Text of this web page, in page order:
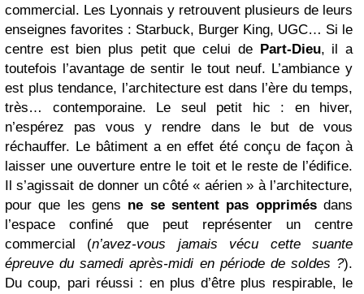
commercial. Les Lyonnais y retrouvent plusieurs de leurs
enseignes favorites : Starbuck, Burger King, UGC… Si le
centre est bien plus petit que celui de
Part-Dieu, il a
toutefois l’avantage de sentir le tout neuf. L’ambiance y
est plus tendance, l’architecture est dans l’ère du temps,
très… contemporaine. Le seul petit hic : en hiver,
n’espérez pas vous y rendre dans le but de vous
réchauffer. Le bâtiment a en effet été conçu de façon à
laisser une ouverture entre le toit et le reste de l’édifice.
Il s’agissait de donner un côté « aérien » à l’architecture,
pour que les gens ne se sentent pas opprimésdans
l’espace confiné que peut représenter un centre
commercial (n’avez-vous jamais vécu cette suante
épreuve du samedi après-midi en période de soldes ?).
Du coup, pari réussi : en plus d’être plus respirable, le